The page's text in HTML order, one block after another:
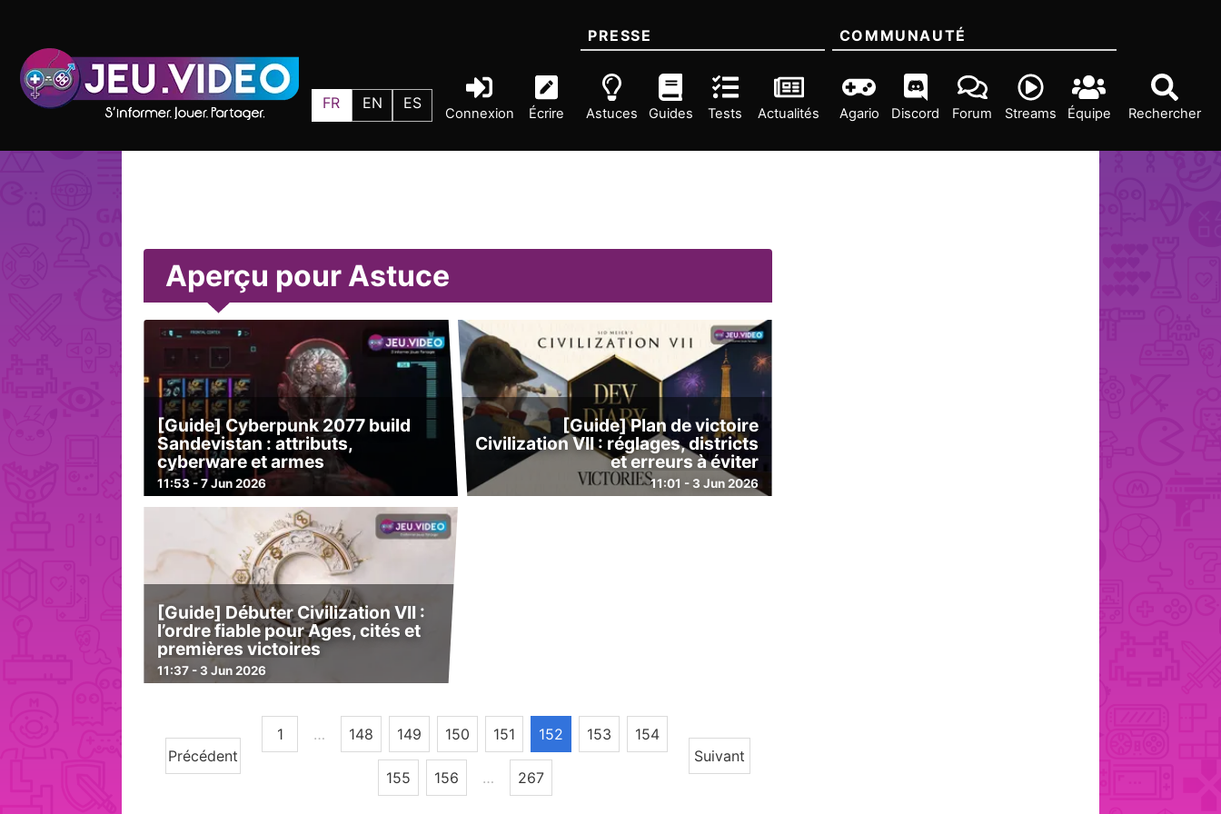
FR EN ES
Connexion Écrire Rechercher
PRESSE
Astuces Guides Tests Actualités
COMMUNAUTÉ
Agario Discord Forum Streams Équipe
Aperçu pour Astuce
[Guide] Cyberpunk 2077 build
Sandevistan : attributs,
cyberware et armes
11:53 - 7 Jun 2026
[Guide] Plan de victoire
Civilization VII : réglages, districts
et erreurs à éviter
11:01 - 3 Jun 2026
[Guide] Débuter Civilization VII :
l’ordre fiable pour Ages, cités et
premières victoires
11:37 - 3 Jun 2026
Précédent Suivant
1 … 148 149 150 151 152 153 154
155 156 … 267